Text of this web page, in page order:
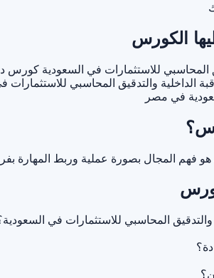
الكورس
المحاسبي للاستثمارات في السعودية كورس
الداخلية والتدقيق المحاسبي للاستثمارات
في مصر
فهم المجال بصورة عملية وربط المهارة
والتدقيق المحاسبي للاستثمارات في